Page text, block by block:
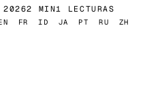
2 MIN1 LECTURAS
FR ID JA PT RU ZH